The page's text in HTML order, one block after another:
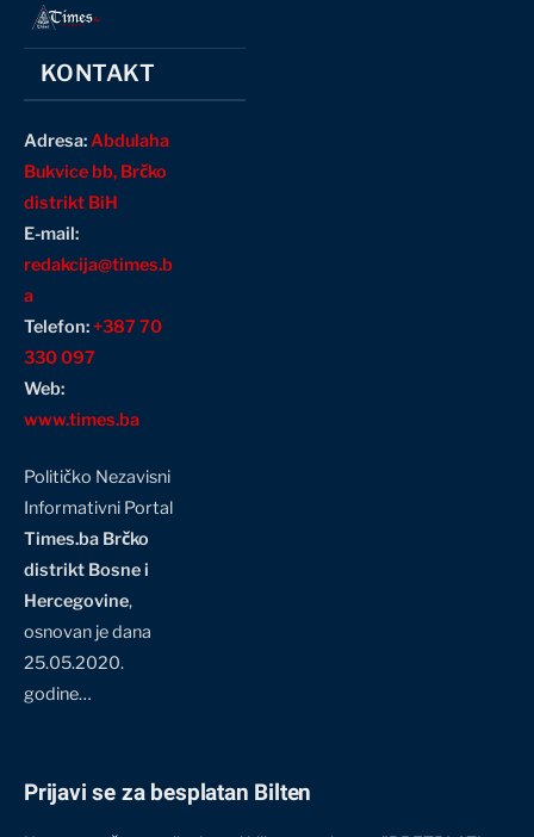
KONTAKT
Adresa:Abdulaha
Bukvice bb, Brčko
distrikt BiH
E-mail:
redakcija@times.b
a
Telefon:+387 70
330 097
Web:
www.times.ba
Političko Nezavisni
Informativni Portal
Times.ba Brčko
distrikt Bosne i
Hercegovine,
osnovan je dana
25.05.2020.
godine…
Prijavi se za besplatan Bilten